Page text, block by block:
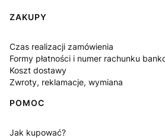
Linki w stopce
ZAKUPY
Czas realizacji zamówienia
Formy płatności i numer rachunku
Koszt dostawy
Zwroty, reklamacje, wymiana
POMOC
Jak kupować?